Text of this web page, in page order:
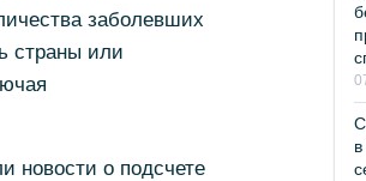
заболевших
страны или
новости о подсчете